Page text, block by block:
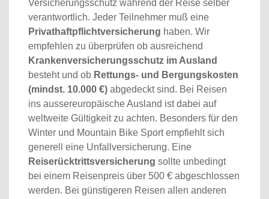
Versicherungsschutz während der Reise selber
verantwortlich. Jeder Teilnehmer muß eine
Privathaftpflichtversicherung haben. Wir
empfehlen zu überprüfen ob ausreichend
Krankenversicherungsschutz im Ausland
besteht und ob Rettungs- und Bergungskosten
(mindst. 10.000 €) abgedeckt sind. Bei Reisen
ins aussereuropäische Ausland ist dabei auf
weltweite Gültigkeit zu achten. Besonders für den
Winter und Mountain Bike Sport empfiehlt sich
generell eine Unfallversicherung. Eine
Reiserücktrittsversicherung sollte unbedingt
bei einem Reisenpreis über 500 € abgeschlossen
werden. Bei günstigeren Reisen allen anderen